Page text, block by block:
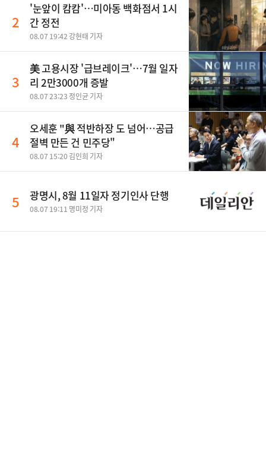
2
'눈앞이 캄캄'…미아동 백화점서 1시
간 정전
08.07 19:42 강현태 기자
3
美 고용시장 '급브레이크'…7월 일자
리 2만3000개 증발
08.07 23:23 정인균 기자
4
오세훈 "與 적반하장 도 넘어…공급
절벽 만든 건 민주당"
08.07 15:20 김인희 기자
5 광명시, 8월 11일자 정기인사 단행
08.07 19:11 명미정 기자